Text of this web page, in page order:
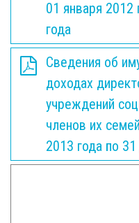
01 января 2012
года
Сведения об
доходах
учреждений
членов их
2013 года по